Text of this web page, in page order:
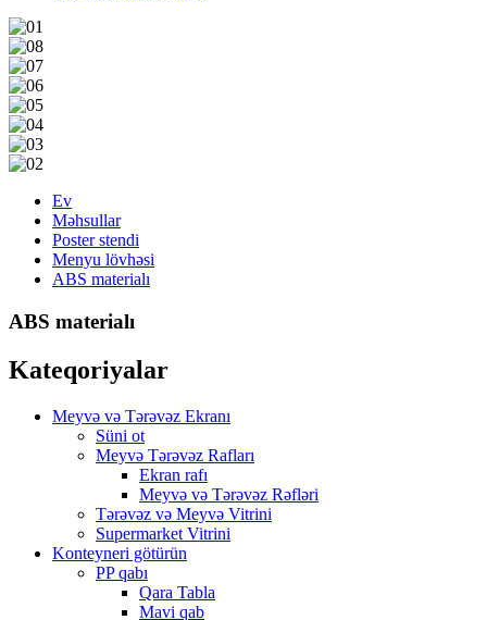
Ev
Məhsullar
Poster stendi
Menyu lövhəsi
ABS materialı
ABS materialı
Kateqoriyalar
Meyvə və Tərəvəz Ekranı
Süni ot
Meyvə Tərəvəz Rafları
Ekran rafı
Meyvə və Tərəvəz Rəfləri
Tərəvəz və Meyvə Vitrini
Supermarket Vitrini
Konteyneri götürün
PP qabı
Qara Tabla
Mavi qab